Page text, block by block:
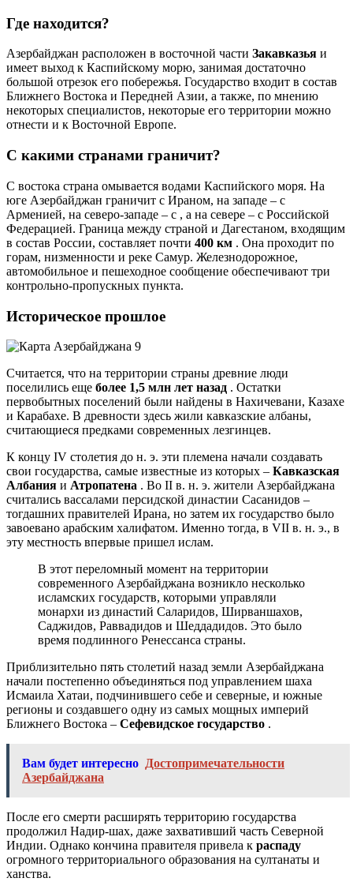
Где находится?
Азербайджан расположен в восточной части Закавказья и
имеет выход к Каспийскому морю, занимая достаточно
большой отрезок его побережья. Государство входит в состав
Ближнего Востока и Передней Азии, а также, по мнению
некоторых специалистов, некоторые его территории можно
отнести и к Восточной Европе.
С какими странами граничит?
С востока страна омывается водами Каспийского моря. На
юге Азербайджан граничит с Ираном, на западе – с
Арменией, на северо-западе – с , а на севере – с Российской
Федерацией. Граница между страной и Дагестаном, входящим
в состав России, составляет почти 400 км . Она проходит по
горам, низменности и реке Самур. Железнодорожное,
автомобильное и пешеходное сообщение обеспечивают три
контрольно-пропускных пункта.
Историческое прошлое
Считается, что на территории страны древние люди
поселились еще более 1,5 млн лет назад . Остатки
первобытных поселений были найдены в Нахичевани, Казахе
и Карабахе. В древности здесь жили кавказские албаны,
считающиеся предками современных лезгинцев.
К концу IV столетия до н. э. эти племена начали создавать
свои государства, самые известные из которых – Кавказская
Албания и Атропатена . Во II в. н. э. жители Азербайджана
считались вассалами персидской династии Сасанидов –
тогдашних правителей Ирана, но затем их государство было
завоевано арабским халифатом. Именно тогда, в VII в. н. э., в
эту местность впервые пришел ислам.
В этот переломный момент на территории
современного Азербайджана возникло несколько
исламских государств, которыми управляли
монархи из династий Саларидов, Ширваншахов,
Саджидов, Раввадидов и Шеддадидов. Это было
время подлинного Ренессанса страны.
Приблизительно пять столетий назад земли Азербайджана
начали постепенно объединяться под управлением шаха
Исмаила Хатаи, подчинившего себе и северные, и южные
регионы и создавшего одну из самых мощных империй
Ближнего Востока – Сефевидское государство .
Вам будет интересно Достопримечательности
Азербайджана
После его смерти расширять территорию государства
продолжил Надир-шах, даже захвативший часть Северной
Индии. Однако кончина правителя привела к распаду
огромного территориального образования на султанаты и
ханства.